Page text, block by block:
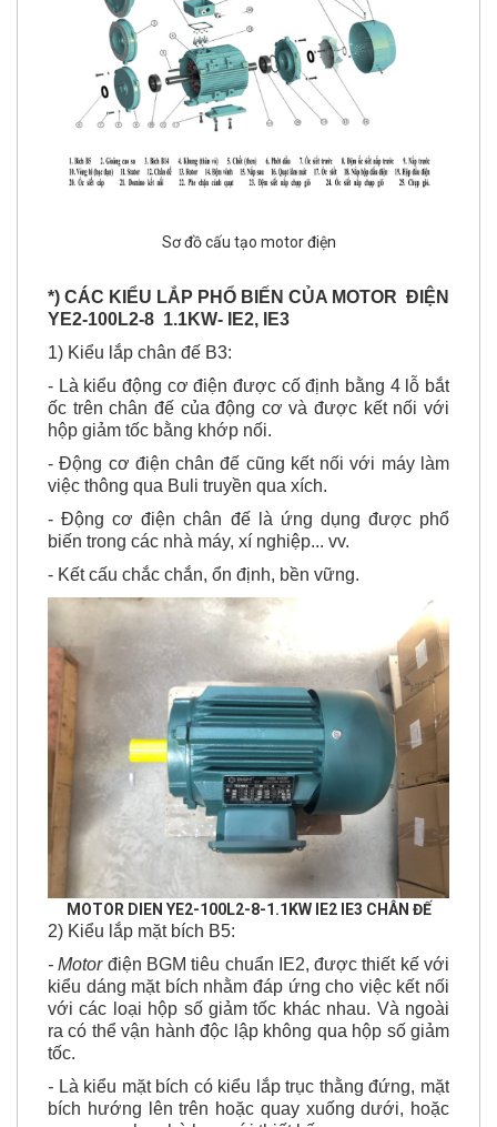
Sơ đồ cấu tạo motor điện
*) CÁC KIỂU LẮP PHỔ BIẾN CỦA MOTOR ĐIỆN
YE2-100L2-8 1.1KW- IE2, IE3
1) Kiểu lắp chân đế B3:
- Là kiểu động cơ điện được cố định bằng 4 lỗ bắt
ốc trên chân đế của động cơ và được kết nối với
hộp giảm tốc bằng khớp nối.
- Động cơ điện chân đế cũng kết nối với máy làm
việc thông qua Buli truyền qua xích.
- Động cơ điện chân đế là ứng dụng được phổ
biến trong các nhà máy, xí nghiệp... vv.
- Kết cấu chắc chắn, ổn định, bền vững.
MOTOR DIEN YE2-100L2-8-1.1KW IE2 IE3 CHÂN ĐẾ
2) Kiểu lắp mặt bích B5:
- Motorđiện BGM tiêu chuẩn IE2, được thiết kế với
kiểu dáng mặt bích nhằm đáp ứng cho việc kết nối
với các loại hộp số giảm tốc khác nhau. Và ngoài
ra có thể vận hành độc lập không qua hộp số giảm
tốc.
- Là kiểu mặt bích có kiểu lắp trục thằng đứng, mặt
bích hướng lên trên hoặc quay xuống dưới, hoặc